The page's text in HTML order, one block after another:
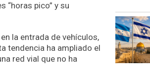
“horas pico” y su
la entrada de vehículos,
tendencia ha ampliado el
red vial que no ha